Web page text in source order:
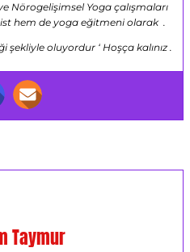
Nörogelişimsel Yoga çalışmaları
hem de yoga eğitmeni olarak .
şekliyle oluyordur ‘ Hoşça kalınız .
Taymur